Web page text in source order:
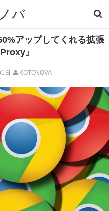
バ
アップしてくれる拡張
』
日 KOTONOVA